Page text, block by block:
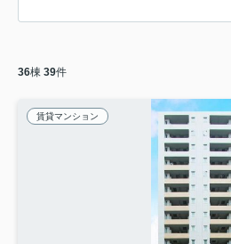
36棟 39件
賃貸マンション